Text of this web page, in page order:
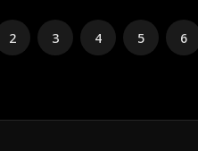
2 3 4 5 6